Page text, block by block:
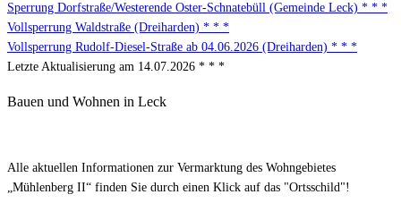
Sperrung Dorfstraße/Westerende Oster-Schnatebüll (Gemeinde Leck) * * *
Vollsperrung Waldstraße (Dreiharden) * * *
Vollsperrung Rudolf-Diesel-Straße ab 04.06.2026 (Dreiharden) * * *
Letzte Aktualisierung am 14.07.2026 * * *
Bauen und Wohnen in Leck
Alle aktuellen Informationen zur Vermarktung des Wohngebietes
„Mühlenberg II“ finden Sie durch einen Klick auf das "Ortsschild"!